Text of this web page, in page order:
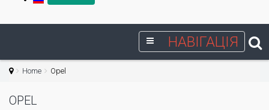
НАВІГАЦІЯ
Home Opel
OPEL